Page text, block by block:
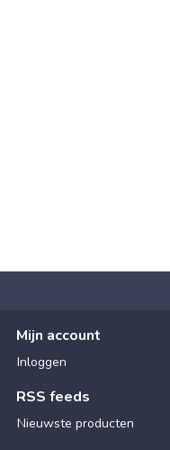
Mijn account
Inloggen
RSS feeds
Nieuwste producten